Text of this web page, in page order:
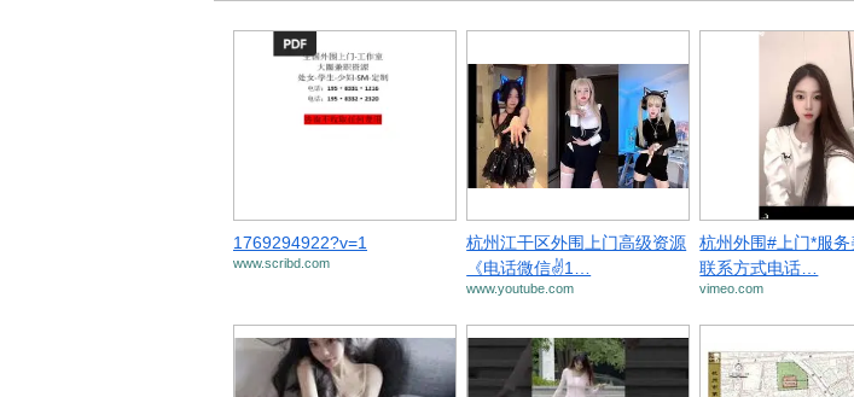
1769294922?v=1
www.scribd.com
杭州江干区外围上门高级资源
《电话微信✌1…
www.youtube.com
杭州外围#上门*服
联系方式电话…
vimeo.com